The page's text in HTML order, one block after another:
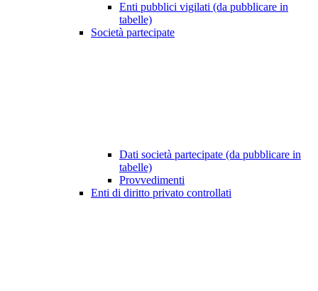
Enti pubblici vigilati (da pubblicare in
tabelle)
Società partecipate
Dati società partecipate (da pubblicare in
tabelle)
Provvedimenti
Enti di diritto privato controllati